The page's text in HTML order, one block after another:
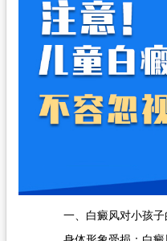
在线问诊
一、白癜风对小孩子